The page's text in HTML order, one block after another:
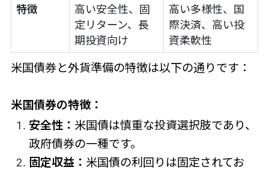
特徴
高い安全性、固
定リターン、長
期投資向け
高い多様性、国
際決済、高い投
資柔軟性
米国債券と外貨準備の特徴は以下の通りです：
米国債券の特徴：
安全性： 米国債は慎重な投資選択肢であり、
政府債券の一種です。
固定収益： 米国債の利回りは固定されてお